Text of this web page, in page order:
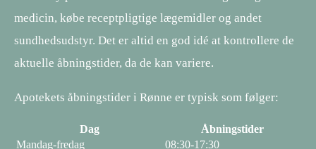
medicin, købe receptpligtige lægemidler og andet
sundhedsudstyr. Det er altid en god idé at kontrollere de
aktuelle åbningstider, da de kan variere.
Apotekets åbningstider i Rønne er typisk som følger:
Dag
Åbningstider
Mandag-fredag
08:30-17:30